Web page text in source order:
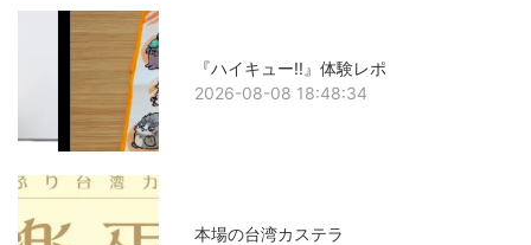
『ハイキュー!!』体験レポ
2026-08-08 18:48:34
本場の台湾カステラ